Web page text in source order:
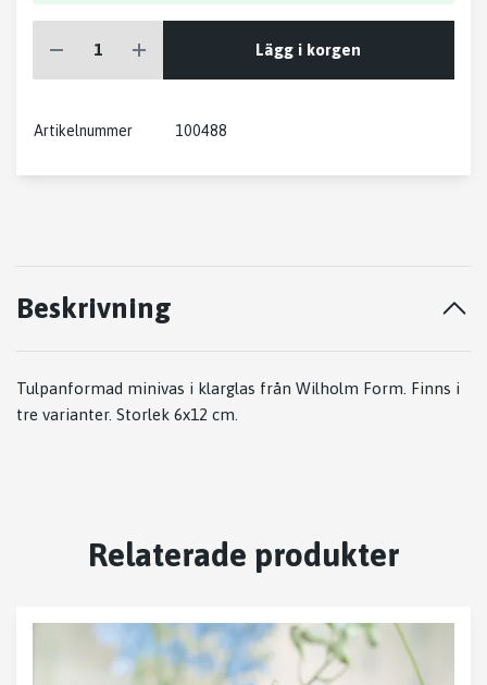
Lägg i korgen
Artikelnummer 100488
Beskrivning
Tulpanformad minivas i klarglas från Wilholm Form. Finns i
tre varianter. Storlek 6x12 cm.
Relaterade produkter